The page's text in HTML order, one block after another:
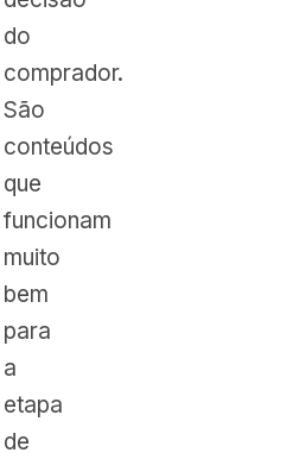
do
comprador.
São
conteúdos
que
funcionam
muito
bem
para
a
etapa
de